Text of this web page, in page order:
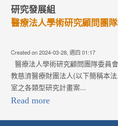
研究發展組
醫療法人學術研究顧問團
Created on 2024-03-28, 週四 01:17
醫療法人學術研究顧問團隊委員
教慈濟醫療財團法人(以下簡稱本
室之各類型研究計畫案...
Read more